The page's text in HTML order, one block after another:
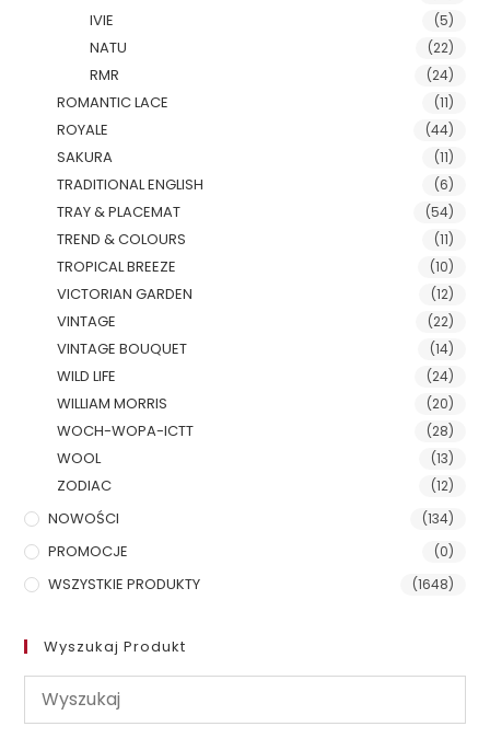
IVIE (5)
NATU (22)
RMR (24)
ROMANTIC LACE (11)
ROYALE (44)
SAKURA (11)
TRADITIONAL ENGLISH (6)
TRAY & PLACEMAT (54)
TREND & COLOURS (11)
TROPICAL BREEZE (10)
VICTORIAN GARDEN (12)
VINTAGE (22)
VINTAGE BOUQUET (14)
WILD LIFE (24)
WILLIAM MORRIS (20)
WOCH-WOPA-ICTT (28)
WOOL (13)
ZODIAC (12)
NOWOŚCI (134)
PROMOCJE (0)
WSZYSTKIE PRODUKTY (1648)
Wyszukaj Produkt